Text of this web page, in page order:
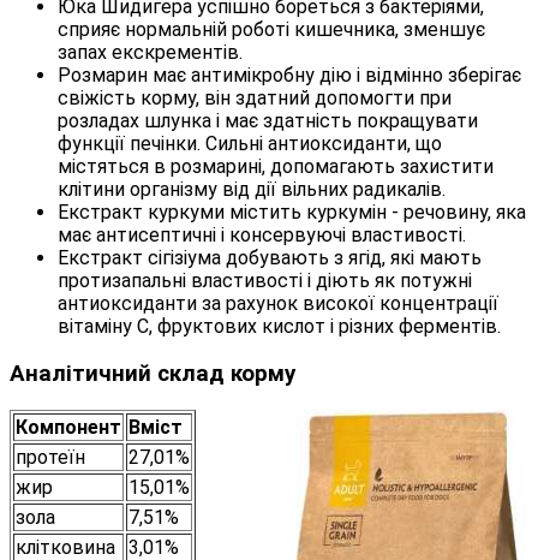
Юка Шидигера успішно бореться з бактеріями,
сприяє нормальній роботі кишечника, зменшує
запах екскрементів.
Розмарин має антимікробну дію і відмінно зберігає
свіжість корму, він здатний допомогти при
розладах шлунка і має здатність покращувати
функції печінки. Сильні антиоксиданти, що
містяться в розмарині, допомагають захистити
клітини організму від дії вільних радикалів.
Екстракт куркуми містить куркумін - речовину, яка
має антисептичні і консервуючі властивості.
Екстракт сігізіума добувають з ягід, які мають
протизапальні властивості і діють як потужні
антиоксиданти за рахунок високої концентрації
вітаміну С, фруктових кислот і різних ферментів.
Аналітичний склад корму
Компонент Вміст
протеїн
27,01%
жир
15,01%
зола
7,51%
клітковина 3,01%